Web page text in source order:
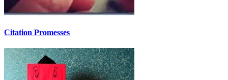
Citation Promesses